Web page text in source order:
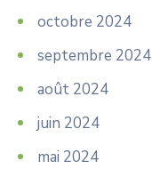
octobre 2024
septembre 2024
août 2024
juin 2024
mai 2024